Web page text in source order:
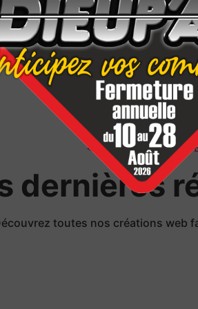
</LES PROJETS
dernières
toutes nos créations web